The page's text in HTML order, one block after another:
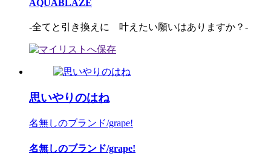
AQUABLAZE
-全てと引き換えに 叶えたい願いはありますか？-
思いやりのはね
名無しのブランド/grape!
名無しのブランド/grape!